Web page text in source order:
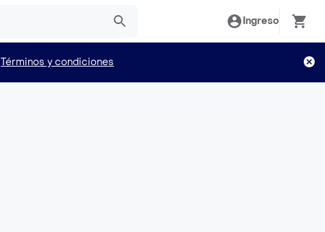
Ingreso
Términos y condiciones